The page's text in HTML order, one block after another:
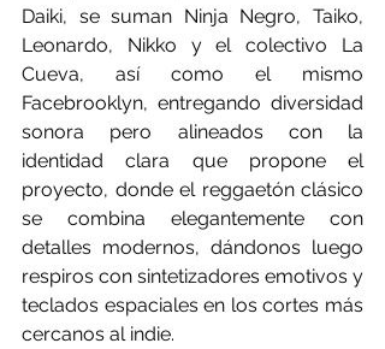
Daiki, se suman Ninja Negro, Taiko,
Leonardo, Nikko y el colectivo La
Cueva, así como el mismo
Facebrooklyn, entregando diversidad
sonora pero alineados con la
identidad clara que propone el
proyecto, donde el reggaetón clásico
se combina elegantemente con
detalles modernos, dándonos luego
respiros con sintetizadores emotivos y
teclados espaciales en los cortes más
cercanos al indie.